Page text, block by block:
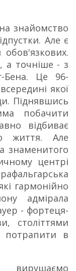
знайомство
Але є
обов'язкових.
, а точніше - з
Бена. Це 96-
якої
Піднявшись
побачити
відбиває
життя. Але
знаменитого
центрі
гармонійно
адмірала
- фортеця-
століттями
потрапити в